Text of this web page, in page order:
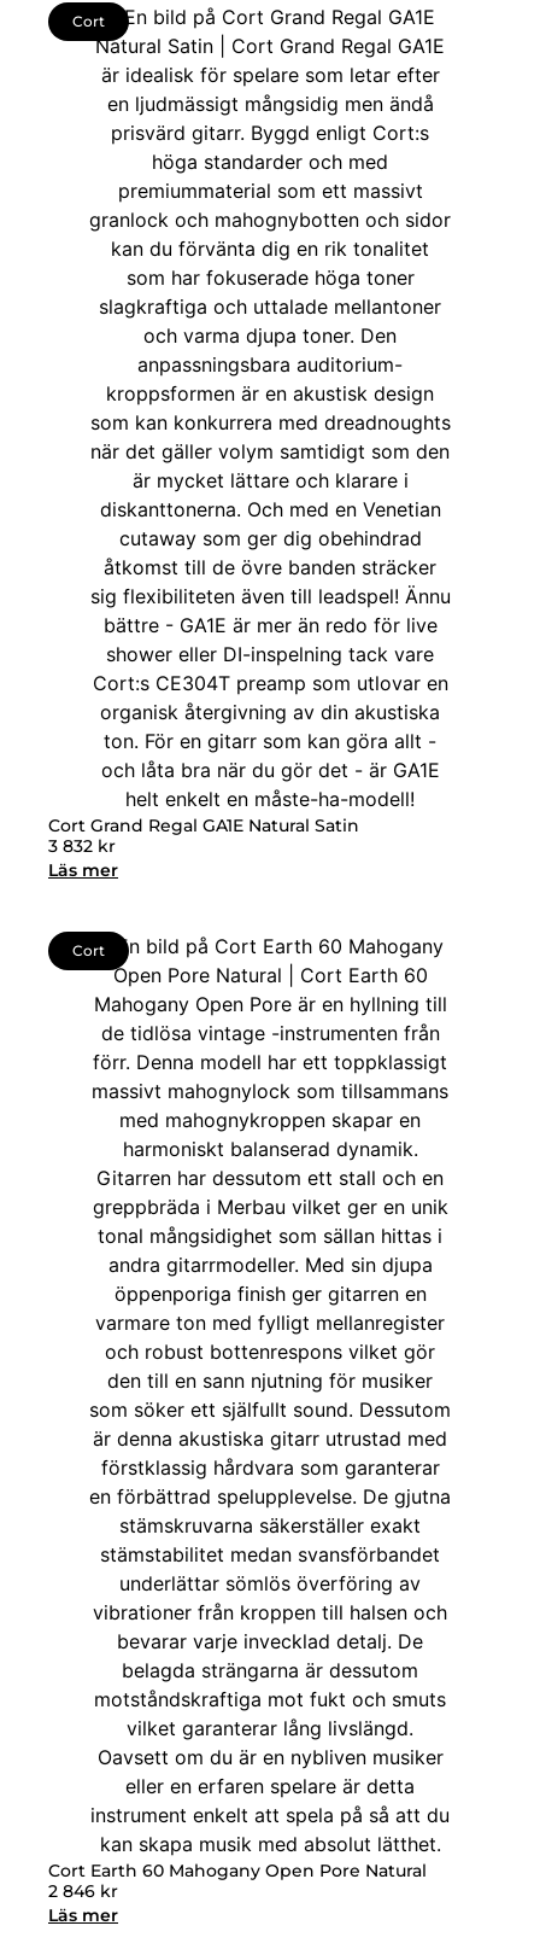
Cort
Cort Grand Regal GA1E Natural Satin
3 832 kr
Läs mer
Cort
Cort Earth 60 Mahogany Open Pore Natural
2 846 kr
Läs mer